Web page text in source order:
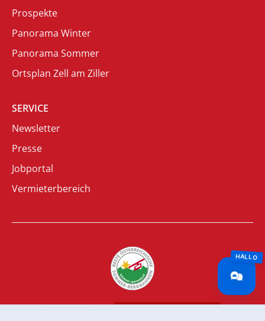
Prospekte
Panorama Winter
Panorama Sommer
Ortsplan Zell am Ziller
SERVICE
Newsletter
Presse
Jobportal
Vermieterbereich